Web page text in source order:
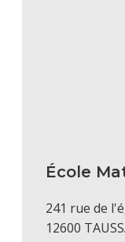
École
241 rue de
12600